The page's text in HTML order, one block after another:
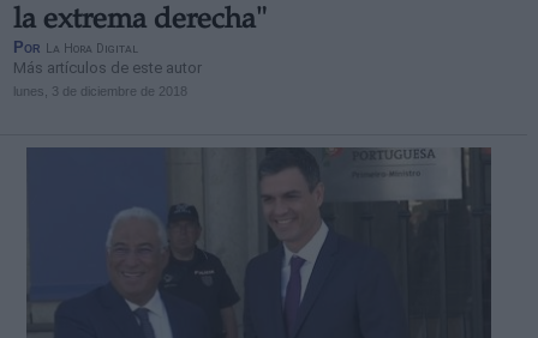
la extrema derecha"
Por La Hora Digital
Más artículos de este autor
lunes, 3 de diciembre de 2018